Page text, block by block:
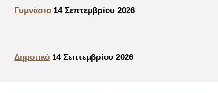
Γυμνάσιο 14Σεπτεμβρίου 2026
Δημοτικό 14 Σεπτεμβρίου 2026